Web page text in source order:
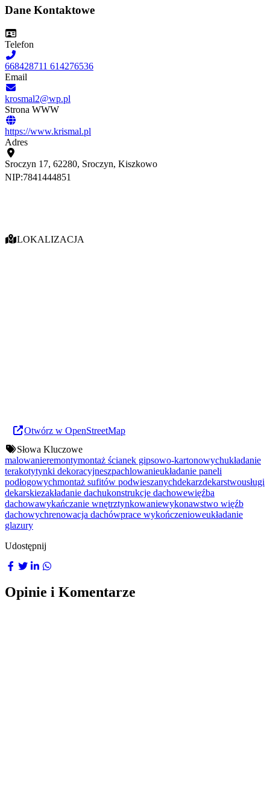
Dane Kontaktowe
Telefon
668428711 614276536
Email
krosmal2@wp.pl
Strona WWW
https://www.krismal.pl
Adres
Sroczyn 17, 62280, Sroczyn, Kiszkowo
NIP:7841444851
LOKALIZACJA
Otwórz w OpenStreetMap
Słowa Kluczowe
malowanieremontymontaż ścianek gipsowo-kartonowychukładanie
terakotytynki dekoracyjneszpachlowanieukładanie paneli
podłogowychmontaż sufitów podwieszanychdekarzdekarstwousługi
dekarskiezakładanie dachukonstrukcje dachowewięźba
dachowawykańczanie wnętrztynkowaniewykonawstwo więźb
dachowychrenowacja dachówprace wykończenioweukładanie
glazury
Udostępnij
Opinie i Komentarze